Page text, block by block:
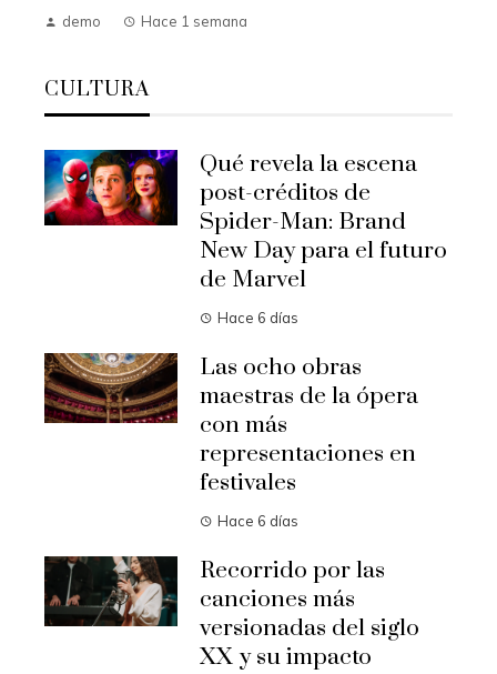
demo Hace 1 semana
CULTURA
Qué revela la escena
post-créditos de
Spider-Man: Brand
New Day para el futuro
de Marvel
Hace 6 días
Las ocho obras
maestras de la ópera
con más
representaciones en
festivales
Hace 6 días
Recorrido por las
canciones más
versionadas del siglo
XX y su impacto